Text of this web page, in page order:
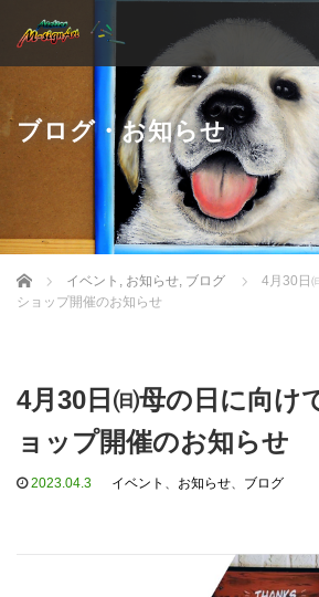
ブログ・お知らせ
Home イベント , お知らせ, ブログ
4月30日
ショップ開催のお知らせ
4月30日㈰母の日に向け
ョップ開催のお知らせ
2023.04.3 イベント 、 お知らせ、 ブログ